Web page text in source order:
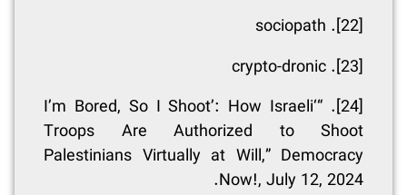
[22]
. sociopath
[23]
. crypto-dronic
[24]
. “‘I’m Bored, So I Shoot’: How Israeli
Troops Are Authorized to Shoot
Palestinians Virtually at Will,” Democracy
Now!, July 12, 2024.